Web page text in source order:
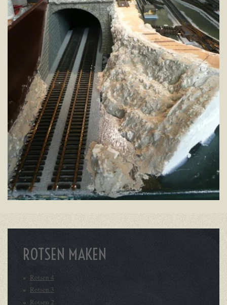
ROTSEN MAKEN
Rotsen 4
Rotsen 3
Rotsen 2